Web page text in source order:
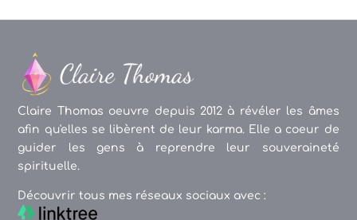
Claire Thomas oeuvre depuis 2012 à révéler les âmes
afin qu'elles se libèrent de leur karma. Elle a coeur de
guider les gens à reprendre leur souveraineté
spirituelle.
Découvrir tous mes réseaux sociaux avec :